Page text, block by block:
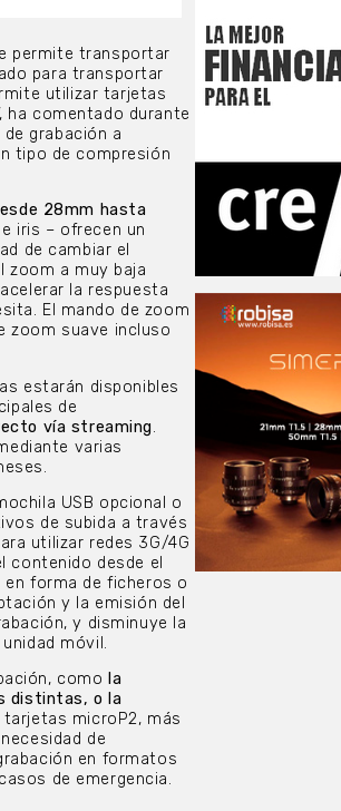
permite transportar
para transportar
utilizar tarjetas
ha comentado durante
de grabación a
tipo de compresión
28mm hasta
iris – ofrecen un
de cambiar el
zoom a muy baja
la respuesta
El mando de zoom
zoom suave incluso
estarán disponibles
de
vía streaming.
varias
USB opcional o
de subida a través
utilizar redes 3G/4G
contenido desde el
forma de ficheros o
y la emisión del
y disminuye la
móvil.
como la
distintas, o la
tarjetas microP2, más
de
en formatos
de emergencia.